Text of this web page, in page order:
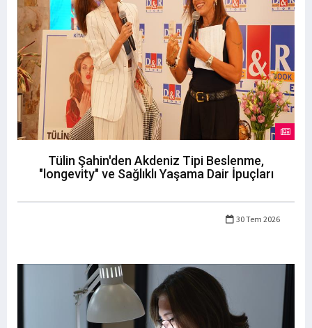
Tülin Şahin'den Akdeniz Tipi Beslenme,
"longevity" ve Sağlıklı Yaşama Dair İpuçları
30 Tem 2026